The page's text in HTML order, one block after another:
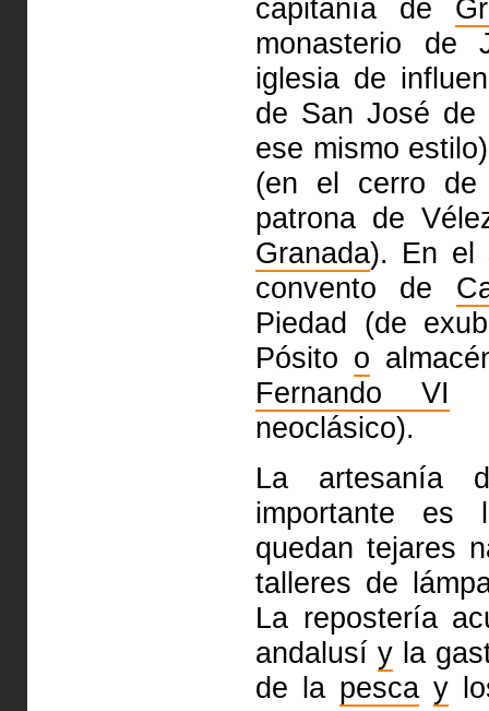
capitanía de
monasterio
iglesia de
de San José
ese mismo
(en el cerro
patrona de
Granada). En el
convento de
Piedad (de
Pósito o
Fernando VI
neoclásico).
La artesanía
importante es
quedan tejares
talleres de
La repostería
andalusí yla
de la pesca y